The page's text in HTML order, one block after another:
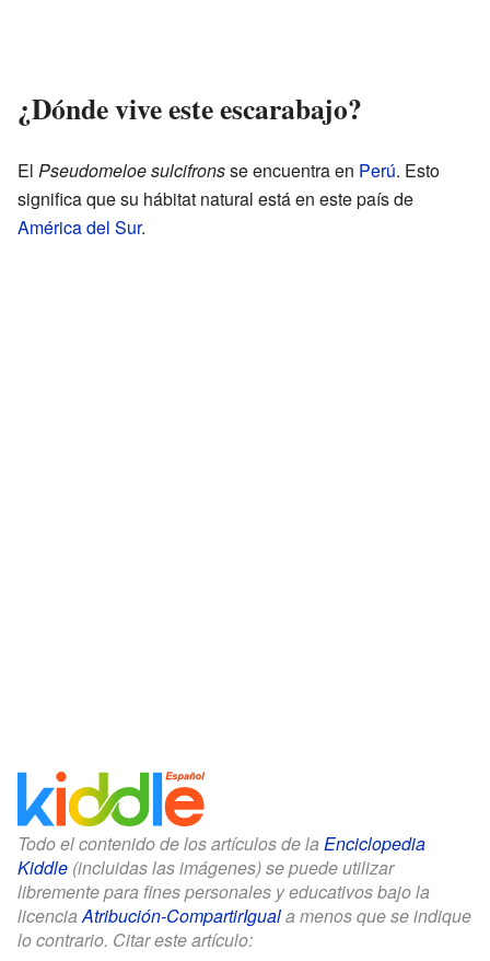
¿Dónde vive este escarabajo?
El Pseudomeloe sulcifronsse encuentra en Perú. Esto
significa que su hábitat natural está en este país de
América del Sur.
Todo el contenido de los artículos de la Enciclopedia
Kiddle (incluidas las imágenes) se puede utilizar
libremente para fines personales y educativos bajo la
licenciaAtribución-CompartirIguala menos que se indique
lo contrario. Citar este artículo: